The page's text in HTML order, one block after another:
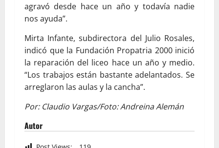
agravó desde hace un año y todavía nadie
nos ayuda”.
Mirta Infante, subdirectora del Julio Rosales,
indicó que la Fundación Propatria 2000 inició
la reparación del liceo hace un año y medio.
“Los trabajos están bastante adelantados. Se
arreglaron las aulas y la cancha”.
Por: Claudio Vargas/Foto: Andreina Alemán
Autor